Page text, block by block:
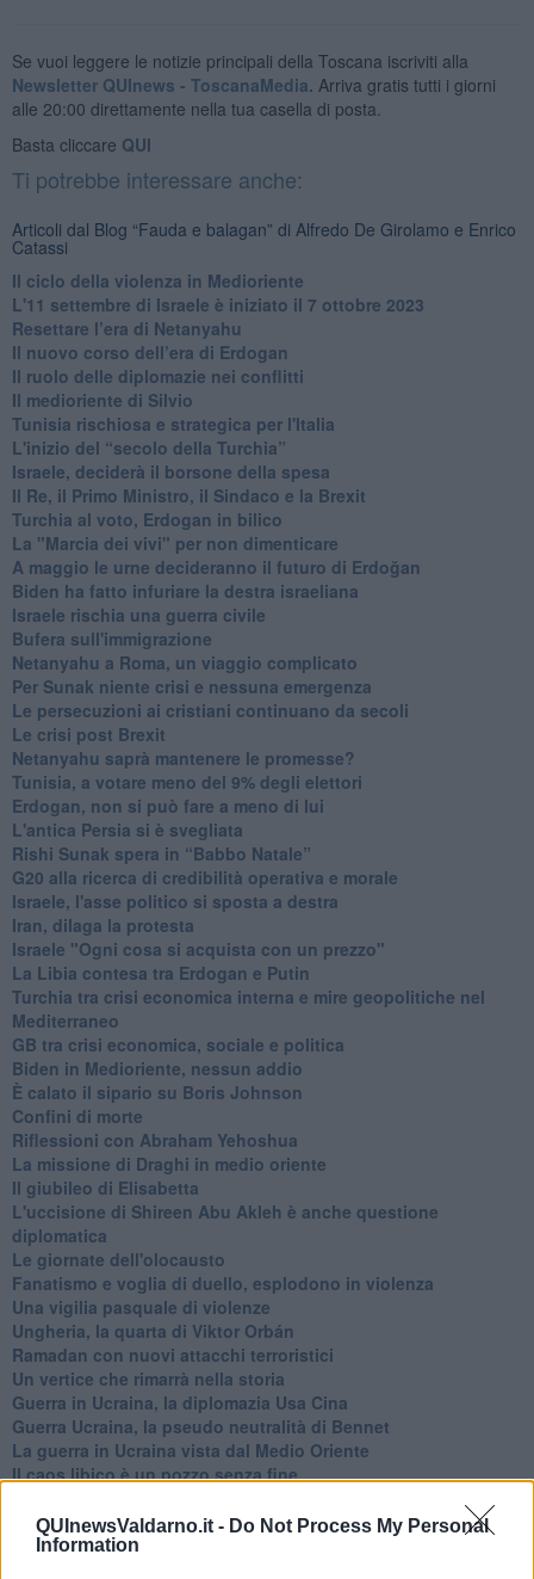
QUInewsValdarno.it - Do Not Process My Personal
Information
Se vuoi leggere le notizie principali della Toscana iscriviti alla
Newsletter QUInews - ToscanaMedia. Arriva gratis tutti i giorni
alle 20:00 direttamente nella tua casella di posta.
Basta cliccare QUI
Ti potrebbe interessare anche:
Articoli dal Blog “Fauda e balagan” di Alfredo De Girolamo e Enrico
Catassi
Il ciclo della violenza in Medioriente
L'11 settembre di Israele è iniziato il 7 ottobre 2023
Resettare l’era di Netanyahu
​Il nuovo corso dell’era di Erdogan
Il ruolo delle diplomazie nei conflitti
Il medioriente di Silvio
Tunisia rischiosa e strategica per l'Italia
L'inizio del “secolo della Turchia”
Israele, deciderà il borsone della spesa
Il Re, il Primo Ministro, il Sindaco e la Brexit
Turchia al voto, Erdogan in bilico
La "Marcia dei vivi" per non dimenticare
A maggio le urne decideranno il futuro di Erdoğan
Biden ha fatto infuriare la destra israeliana
Israele rischia una guerra civile
Bufera sull'immigrazione
Netanyahu a Roma, un viaggio complicato
Per Sunak niente crisi e nessuna emergenza
Le persecuzioni ai cristiani continuano da secoli
Le crisi post Brexit
Netanyahu saprà mantenere le promesse?
Tunisia, a votare meno del 9% degli elettori
Erdogan, non si può fare a meno di lui
L'antica Persia si è svegliata
Rishi Sunak spera in “Babbo Natale”
G20 alla ricerca di credibilità operativa e morale
Israele, l'asse politico si sposta a destra
Iran, dilaga la protesta
Israele "Ogni cosa si acquista con un prezzo"
La Libia contesa tra Erdogan e Putin
Turchia tra crisi economica interna e mire geopolitiche nel
Mediterraneo
GB tra crisi economica, sociale e politica
Biden in Medioriente, nessun addio
È calato il sipario su Boris Johnson
Confini di morte
Riflessioni con Abraham Yehoshua
La missione di Draghi in medio oriente
Il giubileo di Elisabetta
L'uccisione di Shireen Abu Akleh è anche questione
diplomatica
Le giornate dell'olocausto
Fanatismo e voglia di duello, esplodono in violenza
Una vigilia pasquale di violenze
Ungheria, la quarta di Viktor Orbán
Ramadan con nuovi attacchi terroristici
Un vertice che rimarrà nella storia
Guerra in Ucraina, la diplomazia Usa Cina
Guerra Ucraina, la pseudo neutralità di Bennet
La guerra in Ucraina vista dal Medio Oriente
​Il caos libico è un pozzo senza fine
Crisi Corona, crisi Johnson, problemi post Brexit
Capitol Hill un anno dopo